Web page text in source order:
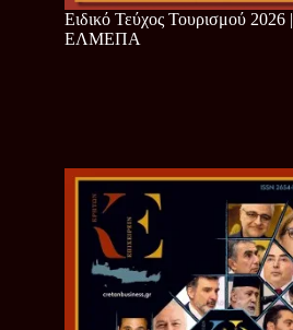
Ειδικό Τεύχος Τουρισμού 2026 |
ΕΛΜΕΠΑ